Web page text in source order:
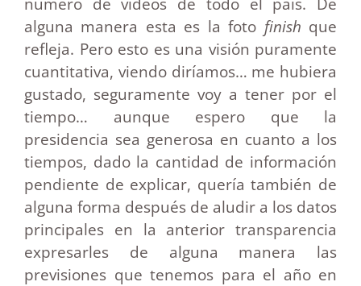
alguna manera esta es la foto finish que
refleja. Pero esto es una visión puramente
cuantitativa, viendo diríamos… me hubiera
gustado, seguramente voy a tener por el
tiempo… aunque espero que la
presidencia sea generosa en cuanto a los
tiempos, dado la cantidad de información
pendiente de explicar, quería también de
alguna forma después de aludir a los datos
principales en la anterior transparencia
expresarles de alguna manera las
previsiones que tenemos para el año en